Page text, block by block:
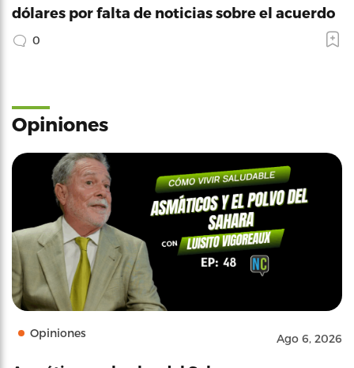
dólares por falta de noticias sobre el acuerdo
0
Opiniones
Opiniones Ago 6, 2026